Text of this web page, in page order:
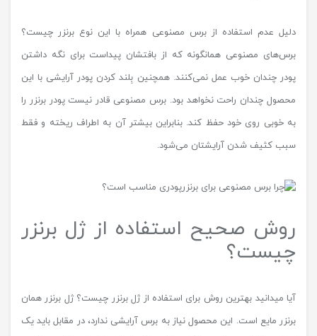
دلیل عدم استفاده از برس مصنوعی همراه با این نوع برنزر چیست؟
برس‌های مصنوعی همانگونه که از بافتشان پیداست برای نگه داشتن
پودر چندان خوب عمل نمی‌کنند. همچنین بِلند کردن پودر آرایشی با این
محصول چندان راحت نخواهد بود. برس مصنوعی قادر نیست پودر برنزر را
به خوبی روی خود حفظ کند. بنابراین بیشتر آن به اطراف ریخته و فقط
سبب کثیف شدن آرایشتان می‌شود.
روش صحیح استفاده از ژل برنزر
چیست؟
آیا میدانید بهترین روش برای استفاده از ژل برنزر چیست؟ ژل برنزر همان
برنزر مایع است. این محصول نیاز به برس آرایشی ندارد، در مقابل باید یک